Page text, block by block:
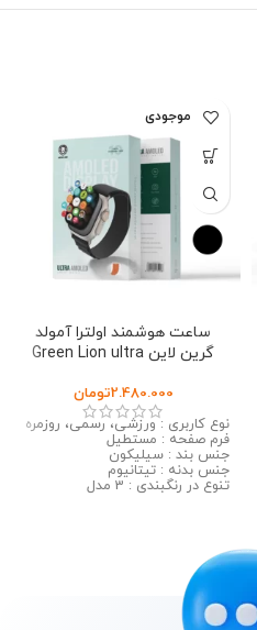
اتمام موجودی
ساعت هوشمند اولترا آمولد
گرین لاین Green Lion ultra
2.480.000تومان
نوع کاربری : ورزشی، رسمی، روزمره
فرم صفحه : مستطیل
جنس بند : سیلیکون
جنس بدنه : تیتانیوم
تنوع در رنگبندی : 3 مدل